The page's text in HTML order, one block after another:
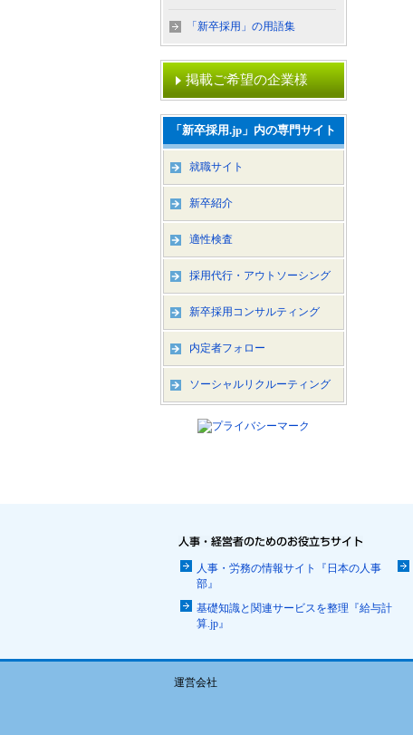
「新卒採用」の用語集
掲載ご希望の企業様
「新卒採用.jp」内の専門サイト
就職サイト
新卒紹介
適性検査
採用代行・アウトソーシング
新卒採用コンサルティング
内定者フォロー
ソーシャルリクルーティング
人事・労務の情報サイト『日本の人事
部』
基礎知識と関連サービスを整理『給与計
算.jp』
運営会社